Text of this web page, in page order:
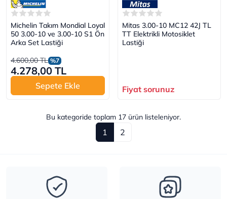
Michelin Takım Mondial Loyal
50 3.00-10 ve 3.00-10 S1 Ön
Arka Set Lastiği
4.600,00 TL %7
4.278,00 TL
Sepete Ekle
Mitas 3.00-10 MC12 42J TL
TT Elektrikli Motosiklet
Lastiği
Fiyat sorunuz
Bu kategoride toplam 17 ürün listeleniyor.
1 2